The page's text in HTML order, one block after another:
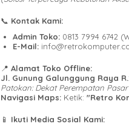
📞 Kontak Kami:
Admin Toko: 0813 7994 6742
E-Mail:
📍 Alamat Toko Offline:
Jl. Gunung Galunggung Raya
Patokan: Dekat Perempatan
Navigasi Maps: Ketik: "Retro
📱 Ikuti Media Sosial Kami: